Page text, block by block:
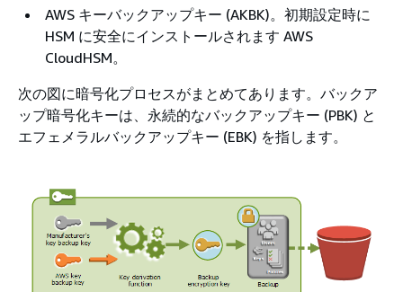
AWS キーバックアップキー (AKBK)。初期設定時に
HSM に安全にインストールされます AWS
CloudHSM。
次の図に暗号化プロセスがまとめてあります。バックア
ップ暗号化キーは、永続的なバックアップキー (PBK) と
エフェメラルバックアップキー (EBK) を指します。